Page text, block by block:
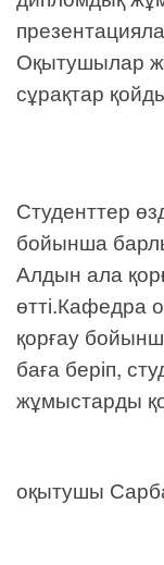
Оқытушылар
сұрақтар
Студенттер
бойынша
Алдын ала
өтті.Кафедра
қорғау
баға беріп,
жұмыстарды
оқытушы